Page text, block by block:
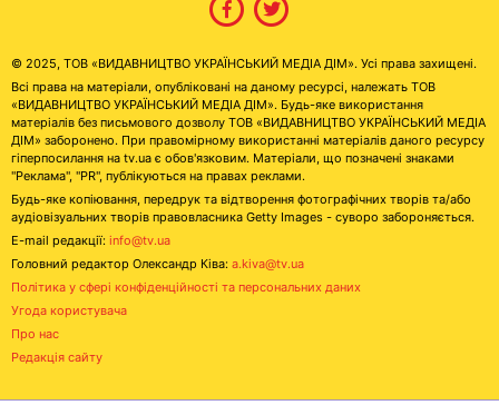
© 2025, ТОВ «ВИДАВНИЦТВО УКРАЇНСЬКИЙ МЕДІА ДІМ». Усі права захищені.
Всі права на матеріали, опубліковані на даному ресурсі, належать ТОВ
«ВИДАВНИЦТВО УКРАЇНСЬКИЙ МЕДІА ДІМ». Будь-яке використання
матеріалів без письмового дозволу ТОВ «ВИДАВНИЦТВО УКРАЇНСЬКИЙ МЕДІА
ДІМ» заборонено. При правомірному використанні матеріалів даного ресурсу
гіперпосилання на tv.ua є обов'язковим. Матеріали, що позначені знаками
"Реклама", "PR", публікуються на правах реклами.
Будь-яке копіювання, передрук та відтворення фотографічних творів та/або
аудіовізуальних творів правовласника Getty Images - суворо забороняється.
E-mail редакції: info@tv.ua
Головний редактор Олександр Ківа: a.kiva@tv.ua
Політика у сфері конфіденційності та персональних даних
Угода користувача
Про нас
Редакція сайту